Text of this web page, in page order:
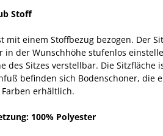
Stoff
mit einem Stoffbezug bezogen. Der
in der Wunschhöhe stufenlos
des Sitzes verstellbar. Die
befinden sich Bodenschoner,
erhältlich.
100% Polyester